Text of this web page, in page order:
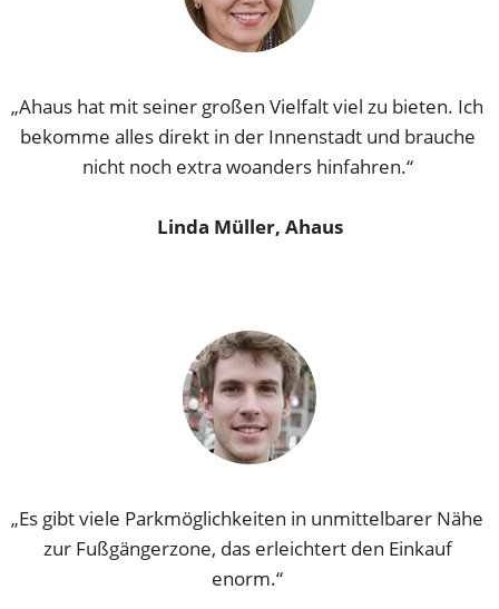
„Ahaus hat mit seiner großen Vielfalt viel zu bieten. Ich
bekomme alles direkt in der Innenstadt und brauche
nicht noch extra woanders hinfahren.“
Linda Müller, Ahaus
„Es gibt viele Parkmöglichkeiten in unmittelbarer Nähe
zur Fußgängerzone, das erleichtert den Einkauf
enorm.“